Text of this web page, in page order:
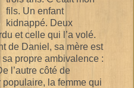
fils. Un enfant
kidnappé. Deux
et celle qui l’a volé.
de Daniel, sa mère est
propre ambivalence :
l’autre côté de
la femme qui